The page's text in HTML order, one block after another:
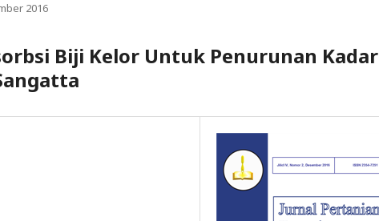
2016
Biji Kelor Untuk Penurunan Kadar